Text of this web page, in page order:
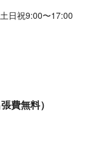
日祝9:00〜17:00
費無料）